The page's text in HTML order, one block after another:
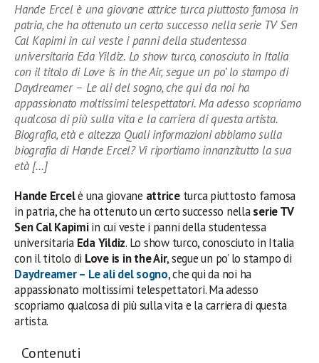
Hande Ercel è una giovane attrice turca piuttosto famosa in
patria, che ha ottenuto un certo successo nella serie TV Sen
Cal Kapimi in cui veste i panni della studentessa
universitaria Eda Yildiz. Lo show turco, conosciuto in Italia
con il titolo di Love is in the Air, segue un po’ lo stampo di
Daydreamer – Le ali del sogno, che qui da noi ha
appassionato moltissimi telespettatori. Ma adesso scopriamo
qualcosa di più sulla vita e la carriera di questa artista.
Biografia, età e altezza Quali informazioni abbiamo sulla
biografia di Hande Ercel? Vi riportiamo innanzitutto la sua
età […]
Hande Ercelè una giovane attriceturca piuttosto famosa
in patria, che ha ottenuto un certo successo nellaserie TV
Sen Cal Kapimiin cui veste i panni della studentessa
universitaria Eda Yildiz. Lo show turco, conosciuto in Italia
con il titolo di Love is in the Air, segue un po’ lo stampo di
Daydreamer – Le ali del sogno, che qui da noi ha
appassionato moltissimi telespettatori. Ma adesso
scopriamo qualcosa di più sulla vita e la carriera di questa
artista.
Contenuti